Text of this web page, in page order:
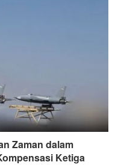
Zaman dalam
Ketiga